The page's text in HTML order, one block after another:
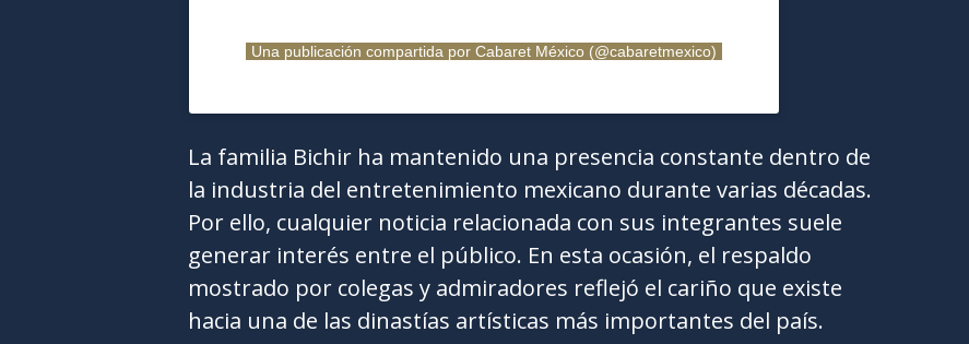
Una publicación compartida por Cabaret México (@cabaretmexico)
La familia Bichir ha mantenido una presencia constante dentro de
la industria del entretenimiento mexicano durante varias décadas.
Por ello, cualquier noticia relacionada con sus integrantes suele
generar interés entre el público. En esta ocasión, el respaldo
mostrado por colegas y admiradores reflejó el cariño que existe
hacia una de las dinastías artísticas más importantes del país.